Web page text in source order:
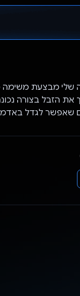
שלי מבצעת משימה
את הזבל בצורה
שאפשר לגדל